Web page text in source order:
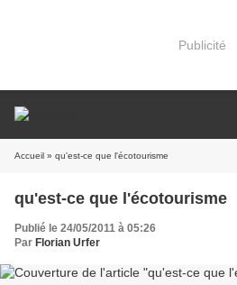
Publicité
Accueil » qu'est-ce que l'écotourisme
qu'est-ce que l'écotourisme
Publié le 24/05/2011 à 05:26
Par Florian Urfer